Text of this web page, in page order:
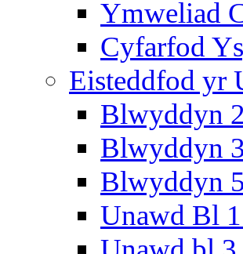
Ymweliad
Cyfarfod
Eisteddfod yr
Blwyddyn
Blwyddyn
Blwyddyn
Unawd Bl